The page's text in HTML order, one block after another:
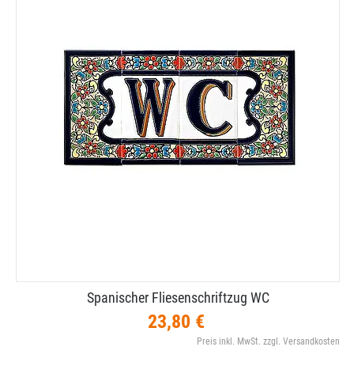
Spanischer Fliesenschriftzug WC
23,80 €
Preis inkl. MwSt. zzgl. Versandkosten